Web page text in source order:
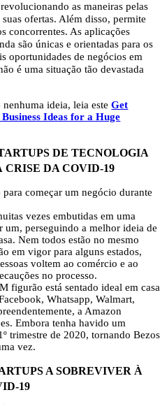
as maneiras pelas
ofertas. Além disso, permite
concorrentes. As aplicações
são únicas e orientadas para os
oportunidades de negócios em
é uma situação tão devastada
nenhuma ideia, leia esteGet
Ideas for a Huge
DE TECNOLOGIA
CRISE DA COVID-19
começar um negócio durante
vezes embutidas em uma
um, perseguindo a melhor ideia de
Nem todos estão no mesmo
em vigor para alguns estados,
voltem ao comércio e ao
no processo.
figurão está sentado ideal em casa
Whatsapp, Walmart,
a Amazon
Embora tenha havido um
trimestre de 2020, tornando Bezos
vez.
A SOBREVIVER À
19